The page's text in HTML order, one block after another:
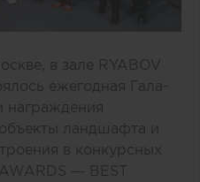
в зале RYABOV
ежегодная Гала-
награждения
ландшафта и
в конкурсных
— BEST